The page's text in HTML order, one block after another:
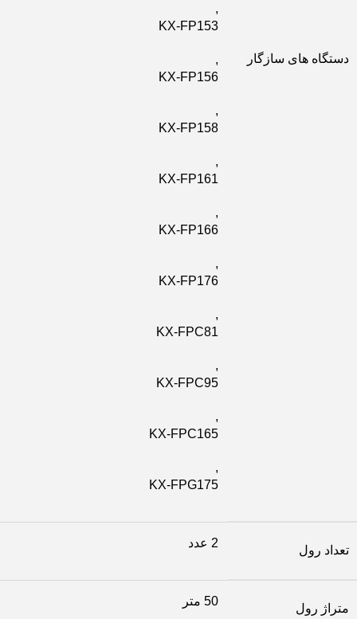
دستگاه های سازگار
,
KX-FP153
,
KX-FP156
,
KX-FP158
,
KX-FP161
,
KX-FP166
,
KX-FP176
,
KX-FPC81
,
KX-FPC95
,
KX-FPC165
,
KX-FPG175
تعداد رول
2 عدد
متراژ رول
50 متر